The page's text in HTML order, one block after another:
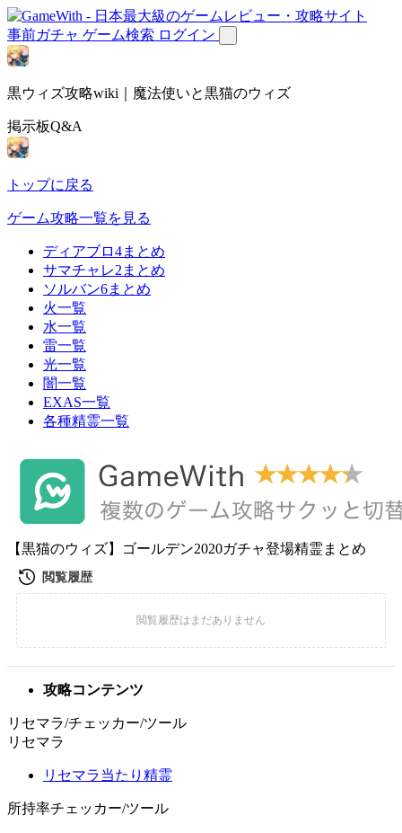
事前ガチャ ゲーム検索 ログイン
黒ウィズ攻略wiki｜魔法使いと黒猫のウィズ
掲示板Q&A
トップに戻る
ゲーム攻略一覧を見る
ディアブロ4まとめ
サマチャレ2まとめ
ソルバン6まとめ
火一覧
水一覧
雷一覧
光一覧
闇一覧
EXAS一覧
各種精霊一覧
【黒猫のウィズ】ゴールデン2020ガチャ登場精霊まとめ
攻略コンテンツ
リセマラ/チェッカー/ツール
リセマラ
リセマラ当たり精霊
所持率チェッカー/ツール